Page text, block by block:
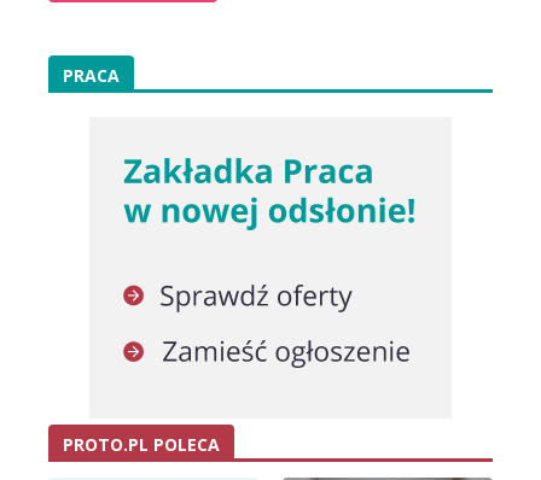
PRACA
PROTO.PL POLECA